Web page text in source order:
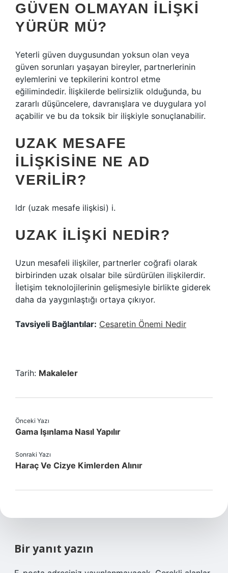
GÜVEN OLMAYAN ILIŞKI
YÜRÜR MÜ?
Yeterli güven duygusundan yoksun olan veya
güven sorunları yaşayan bireyler, partnerlerinin
eylemlerini ve tepkilerini kontrol etme
eğilimindedir. İlişkilerde belirsizlik olduğunda, bu
zararlı düşüncelere, davranışlara ve duygulara yol
açabilir ve bu da toksik bir ilişkiyle sonuçlanabilir.
UZAK MESAFE
ILIŞKISINE NE AD
VERILIR?
ldr (uzak mesafe ilişkisi) i.
UZAK ILIŞKI NEDIR?
Uzun mesafeli ilişkiler, partnerler coğrafi olarak
birbirinden uzak olsalar bile sürdürülen ilişkilerdir.
İletişim teknolojilerinin gelişmesiyle birlikte giderek
daha da yaygınlaştığı ortaya çıkıyor.
Tavsiyeli Bağlantılar: Cesaretin Önemi Nedir
Tarih: Makaleler
Önceki Yazı
Gama Işınlama Nasıl Yapılır
Sonraki Yazı
Haraç Ve Cizye Kimlerden Alınır
Bir yanıt yazın